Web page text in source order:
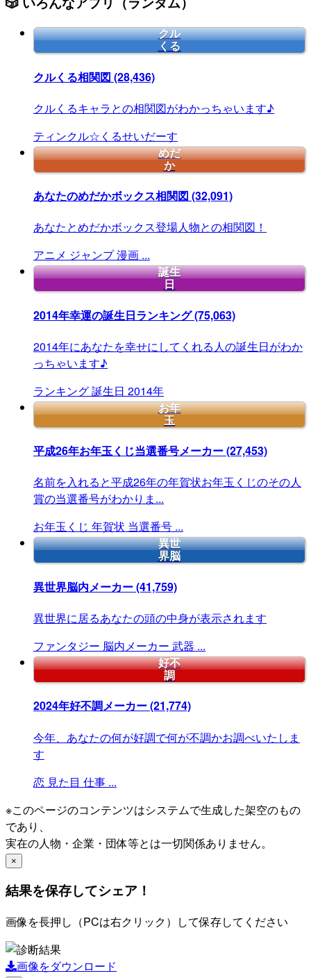
クル
くる
クルくる相関図 (28,436)
クルくるキャラとの相関図がわかっちゃいます♪
ティンクル☆くるせいだーす
めだ
か
あなたのめだかボックス相関図 (32,091)
あなたとめだかボックス登場人物との相関図！
アニメ ジャンプ漫画 ...
誕生
日
2014年幸運の誕生日ランキング(75,063)
2014年にあなたを幸せにしてくれる人の誕生日がわか
っちゃいます♪
ランキング誕生日 2014年
お年
玉
平成26年お年玉くじ当選番号メーカー(27,453)
名前を入れると平成26年の年賀状お年玉くじのその人
賞の当選番号がわかりま...
お年玉くじ 年賀状 当選番号 ...
異世
界脳
異世界脳内メーカー(41,759)
異世界に居るあなたの頭の中身が表示されます
ファンタジー 脳内メーカー 武器 ...
好不
調
2024年好不調メーカー(21,774)
今年、あなたの何が好調で何が不調かお調べいたしま
す
恋 見た目 仕事 ...
※このページのコンテンツはシステムで生成した架空のもの
であり、
実在の人物・企業・団体等とは一切関係ありません。
×
結果を保存してシェア！
画像を長押し（PCは右クリック）して保存してください
画像をダウンロード